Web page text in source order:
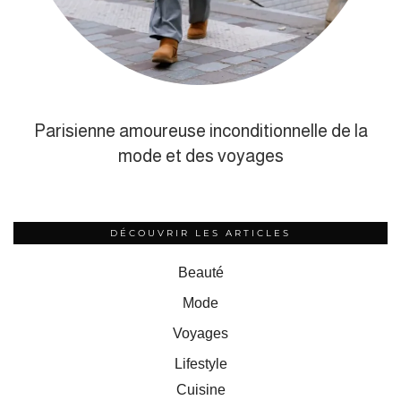
Parisienne amoureuse inconditionnelle de la
mode et des voyages
DÉCOUVRIR LES ARTICLES
Beauté
Mode
Voyages
Lifestyle
Cuisine